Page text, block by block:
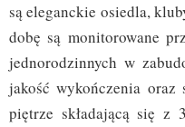
są eleganckie osiedla,
dobę są monitorowane
jednorodzinnych w
jakość wykończenia oraz
piętrze składającą się